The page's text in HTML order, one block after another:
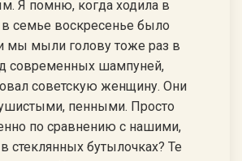
Я помню, когда ходила в
в семье воскресенье было
мы мыли голову тоже раз в
современных шампуней,
советскую женщину. Они
пенными. Просто
по сравнению с нашими,
стеклянных бутылочках? Те